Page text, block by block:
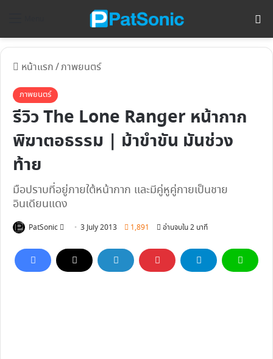
หน้าแรก/ภาพยนตร์
ภาพยนตร์
รีวิว The Lone Ranger หน้ากาก
พิฆาตอธรรม | ม้าขำขัน มันช่วง
ท้าย
มือปราบที่อยู่ภายใต้หน้ากาก และมีคู่หูคู่กายเป็นชาย
อินเดียนแดง
PatSonic
Follow3 July 2013 1,891 อ่านจบใน 2 นาที